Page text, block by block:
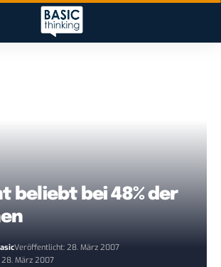
beliebt bei 48% der
Veröffentlicht: 28. März 2007
März 2007